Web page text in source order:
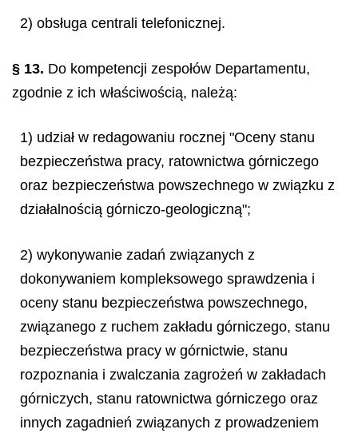
2) obsługa centrali telefonicznej.
§ 13. Do kompetencji zespołów Departamentu,
zgodnie z ich właściwością, należą:
1) udział w redagowaniu rocznej "Oceny stanu
bezpieczeństwa pracy, ratownictwa górniczego
oraz bezpieczeństwa powszechnego w związku z
działalnością górniczo-geologiczną";
2) wykonywanie zadań związanych z
dokonywaniem kompleksowego sprawdzenia i
oceny stanu bezpieczeństwa powszechnego,
związanego z ruchem zakładu górniczego, stanu
bezpieczeństwa pracy w górnictwie, stanu
rozpoznania i zwalczania zagrożeń w zakładach
górniczych, stanu ratownictwa górniczego oraz
innych zagadnień związanych z prowadzeniem